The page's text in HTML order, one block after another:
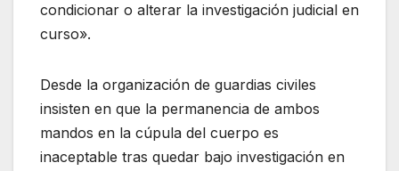
condicionar o alterar la investigación judicial en
curso».
Desde la organización de guardias civiles
insisten en que la permanencia de ambos
mandos en la cúpula del cuerpo es
inaceptable tras quedar bajo investigación en